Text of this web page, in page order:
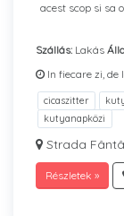
acest scop si sa
Szállás: Lakás
In fiecare zi, de
cicaszitter
kutyanapközi
Strada
Részletek »